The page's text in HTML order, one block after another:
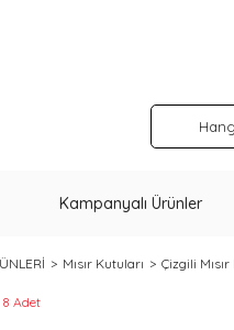
Kampanyalı Ürünler
Mısır Kutuları Çizgili